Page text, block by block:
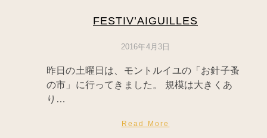
FESTIV’AIGUILLES
2016年4月3日
昨日の土曜日は、モントルイユの「お針子蚤
の市」に行ってきました。 規模は大きくあ
り…
Read More